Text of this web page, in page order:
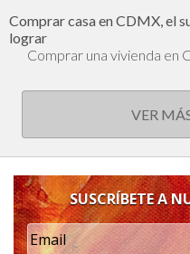
Comprar casa en CDMX, el
lograr
Comprar una vivienda en
VER
SUSCRÍBETE A